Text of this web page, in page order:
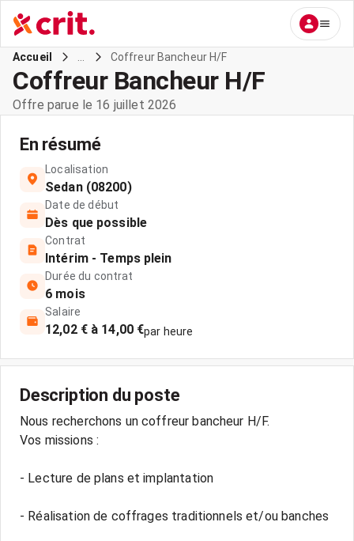
Accueil Coffreur Bancheur H/F
Coffreur Bancheur H/F
Offre parue le 16 juillet 2026
En résumé
Localisation
Sedan (08200)
Date de début
Dès que possible
Contrat
Intérim - Temps plein
Durée du contrat
6 mois
Salaire
12,02 € à 14,00 €par heure
Description du poste
Nous recherchons un coffreur bancheur H/F.
Vos missions :
- Lecture de plans et implantation
- Réalisation de coffrages traditionnels et/ou banches